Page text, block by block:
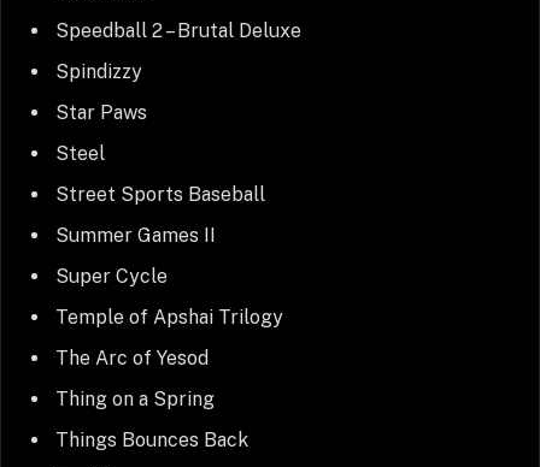
Speedball 2 – Brutal Deluxe
Spindizzy
Star Paws
Steel
Street Sports Baseball
Summer Games II
Super Cycle
Temple of Apshai Trilogy
The Arc of Yesod
Thing on a Spring
Things Bounces Back